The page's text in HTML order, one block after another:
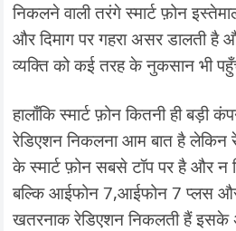
निकलने वाली तरंगे स्मार्ट फ़ोन
और दिमाग पर गहरा असर डालती है
व्यक्ति को कई तरह के नुकसान भी
हालाँकि स्मार्ट फ़ोन कितनी ही बड़ी
रेडिएशन निकलना आम बात है लेकिन
के स्मार्ट फ़ोन सबसे टॉप पर है और न
बल्कि आईफोन 7,आईफोन 7 प्लस
खतरनाक रेडिएशन निकलती हैं इसके